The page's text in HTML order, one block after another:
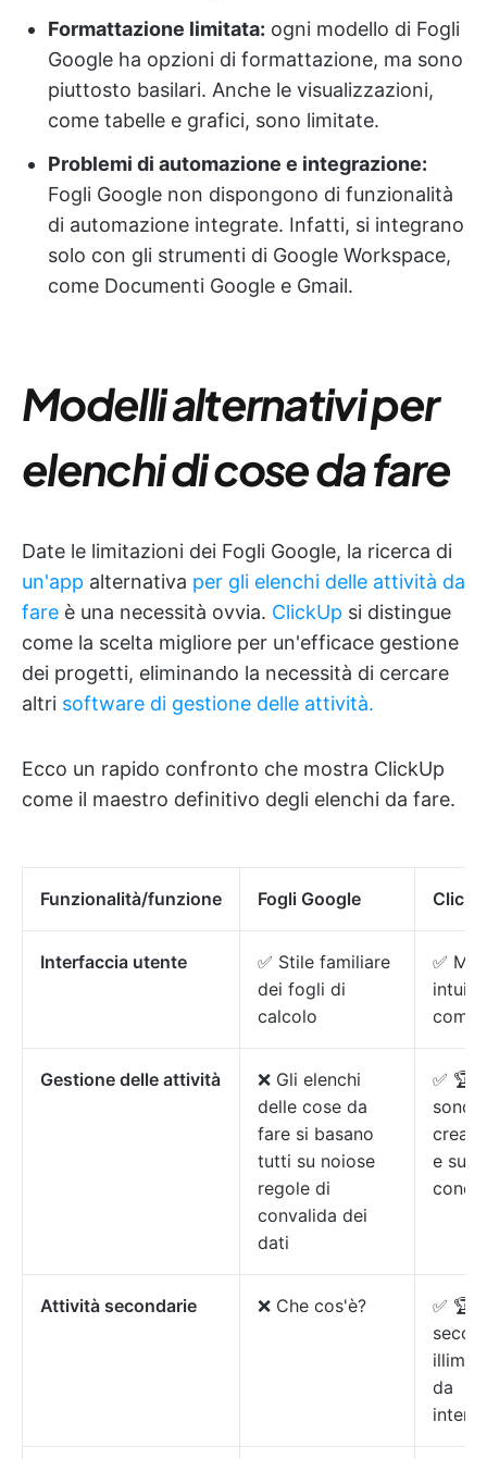
Formattazione limitata: ogni modello di Fogli
Google ha opzioni di formattazione, ma sono
piuttosto basilari. Anche le visualizzazioni,
come tabelle e grafici, sono limitate.
Problemi di automazione e integrazione:
Fogli Google non dispongono di funzionalità
di automazione integrate. Infatti, si integrano
solo con gli strumenti di Google Workspace,
come Documenti Google e Gmail.
Modelli alternativi per
elenchi di cose da fare
Date le limitazioni dei Fogli Google, la ricerca di
un'app alternativa per gli elenchi delle attività da
fare è una necessità ovvia. ClickUp si distingue
come la scelta migliore per un'efficace gestione
dei progetti, eliminando la necessità di cercare
altri software di gestione delle attività.
Ecco un rapido confronto che mostra ClickUp
come il maestro definitivo degli elenchi da fare.
Funzionalità/funzione Fogli Google
Interfaccia utente
✅ Stile familiare
dei fogli di
calcolo
✅
Gestione delle attività
❌ Gli elenchi
delle cose da
fare si basano
tutti su noiose
regole di
convalida dei
dati
✅ 🏆
sono
e su
Attività secondarie ❌ Che cos'è?
✅ 🏆
da